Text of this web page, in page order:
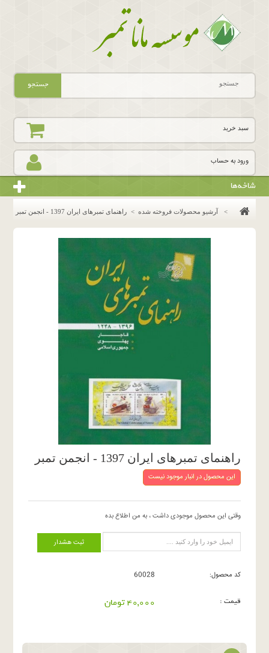
ورود به حساب
سبد خرید
جستجو
شاخه‌ها
> آرشیو محصولات فروخته شده > راهنمای تمبرهای ایران 1397 - انجمن تمبر
راهنمای تمبرهای ایران 1397 - انجمن تمبر
این محصول در انبار موجود نیست
وقتی این محصول موجودی داشت ، به من اطلاع بده
ثبت هشدار
کد محصول: 60028
قیمت : 40,000 تومان